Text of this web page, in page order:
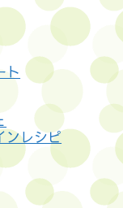
ト
ンレシピ